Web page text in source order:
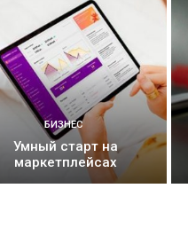
БИЗНЕС
Умный старт на
маркетплейсах